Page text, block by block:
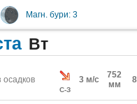
Магн. бури: 3
Вт
осадков
С-З
3 м/с
752
мм